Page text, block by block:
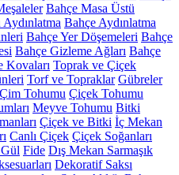
Bahçe Masa Üstü
Bahçe Aydınlatma
Bahçe Yer Döşemeleri Bahçe
Bahçe Gizleme Ağları Bahçe
Kovaları Toprak ve Çiçek
Torf ve Topraklar Gübreler
Çim Tohumu Çiçek Tohumu
Meyve Tohumu Bitki
Çiçek ve Bitki İç Mekan
Canlı Çiçek Çiçek Soğanları
Gül Fide Dış Mekan Sarmaşık
Dekoratif Saksı